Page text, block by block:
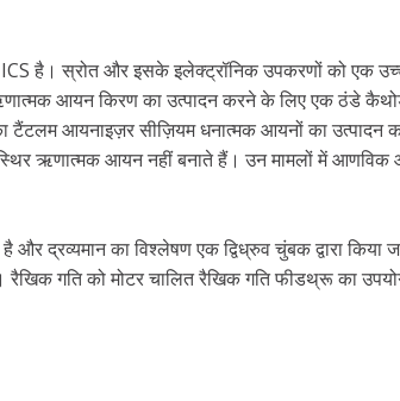
है। स्रोत और इसके इलेक्ट्रॉनिक उपकरणों को एक
आयन किरण का उत्पादन करने के लिए एक ठंडे
आयनाइज़र सीज़ियम धनात्मक आयनों का
ऋणात्मक आयन नहीं बनाते हैं। उन मामलों में
द्रव्यमान का विश्लेषण एक द्विध्रुव चुंबक द्वारा
गति को मोटर चालित रैखिक गति फीडथ्रू का